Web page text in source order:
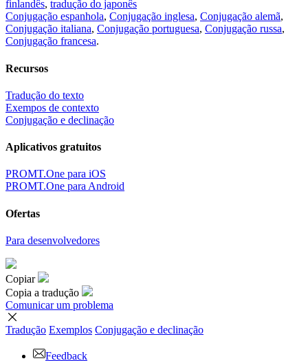
finlandês, tradução do japonês
Conjugação espanhola, Conjugação inglesa, Conjugação alemã,
Conjugação italiana, Conjugação portuguesa, Conjugação russa,
Conjugação francesa.
Recursos
Tradução do texto
Exempos de contexto
Conjugação e declinação
Aplicativos gratuitos
PROMT.One para iOS
PROMT.One para Android
Ofertas
Para desenvolvedores
Copiar
Copia a tradução
Comunicar um problema
Tradução Exemplos Conjugação e declinação
Feedback